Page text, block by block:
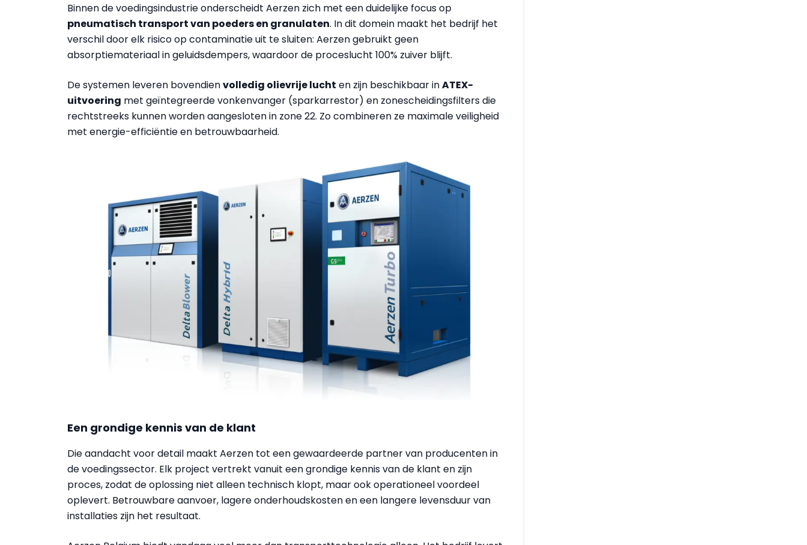
Binnen de voedingsindustrie onderscheidt Aerzen zich met een duidelijke focus op
pneumatisch transport van poeders en granulaten. In dit domein maakt het bedrijf het
verschil door elk risico op contaminatie uit te sluiten: Aerzen gebruikt geen
absorptiemateriaal in geluidsdempers, waardoor de proceslucht 100% zuiver blijft.
De systemen leveren bovendienvolledig olievrije lucht en zijn beschikbaar inATEX-
uitvoering met geïntegreerde vonkenvanger (sparkarrestor) en zonescheidingsfilters die
rechtstreeks kunnen worden aangesloten in zone 22. Zo combineren ze maximale veiligheid
met energie-efficiëntie en betrouwbaarheid.
Een grondige kennis van de klant
Die aandacht voor detail maakt Aerzen tot een gewaardeerde partner van producenten in
de voedingssector. Elk project vertrekt vanuit een grondige kennis van de klant en zijn
proces, zodat de oplossing niet alleen technisch klopt, maar ook operationeel voordeel
oplevert. Betrouwbare aanvoer, lagere onderhoudskosten en een langere levensduur van
installaties zijn het resultaat.